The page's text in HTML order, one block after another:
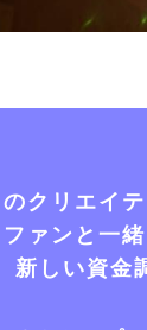
クリエイ
ファンと一
新しい資金